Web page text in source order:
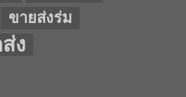
ขายส่งร่ม
ง